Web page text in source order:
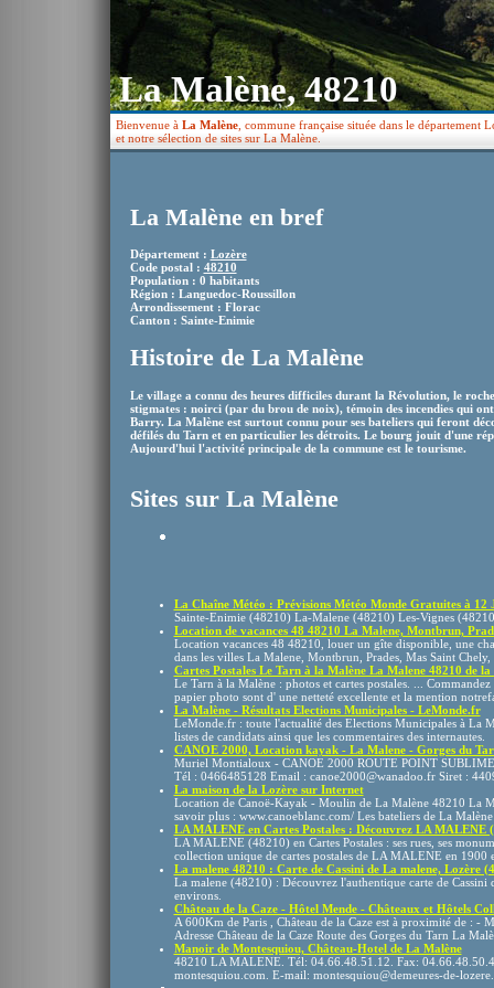
La Malène, 48210
Bienvenue à La Malène , commune française située dans le
et notre sélection de sites sur La Malène.
La Malène en bref
Département : Lozère
Code postal : 48210
Population : 0 habitants
Région : Languedoc-Roussillon
Arrondissement : Florac
Canton : Sainte-Enimie
Histoire de La Malène
Le village a connu des heures difficiles durant la Révolution, le
stigmates : noirci (par du brou de noix), témoin des incendies qui
Barry. La Malène est surtout connu pour ses bateliers qui feront
défilés du Tarn et en particulier les détroits. Le bourg jouit d'une
Aujourd'hui l'activité principale de la commune est le tourisme.
Sites sur La Malène
La Chaîne Météo : Prévisions Météo Monde Gratuites à 12
Sainte-Enimie (48210) La-Malene (48210) Les-Vignes
Location de vacances 48 48210 La Malene, Montbrun,
Location vacances 48 48210, louer un gîte disponible, une
dans les villes La Malene, Montbrun, Prades, Mas Saint
Cartes Postales Le Tarn à la Malène La Malene 48210 de la
Le Tarn à la Malène : photos et cartes postales. ...
papier photo sont d' une netteté excellente et la mention
La Malène - Résultats Elections Municipales - LeMonde.fr
LeMonde.fr : toute l'actualité des Elections Municipales à La
listes de candidats ainsi que les commentaires des internautes.
CANOE 2000, Location kayak - La Malene - Gorges du
Muriel Montialoux - CANOE 2000 ROUTE POINT
Tél : 0466485128 Email : canoe2000@wanadoo.fr Siret :
La maison de la Lozère sur Internet
Location de Canoë-Kayak - Moulin de La Malène 48210 La
savoir plus : www.canoeblanc.com/ Les bateliers de La Malène
LA MALENE en Cartes Postales : Découvrez LA MALENE
LA MALENE (48210) en Cartes Postales : ses rues, ses
collection unique de cartes postales de LA MALENE en 1900
La malene 48210 : Carte de Cassini de La malene, Lozère
La malene (48210) : Découvrez l'authentique carte de Cassini
environs.
Château de la Caze - Hôtel Mende - Châteaux et Hôtels
A 600Km de Paris , Château de la Caze est à proximité de : -
Adresse Château de la Caze Route des Gorges du Tarn La
Manoir de Montesquiou, Château-Hotel de La Malène
48210 LA MALENE. Tél: 04.66.48.51.12. Fax:
montesquiou.com. E-mail: montesquiou@demeures-de-